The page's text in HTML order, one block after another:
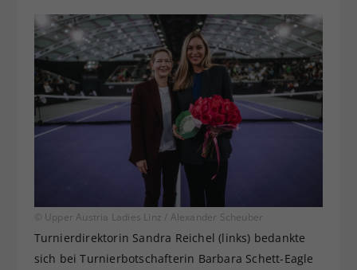
© Upper Austria Ladies Linz / Alexander Scheuber
Turnierdirektorin Sandra Reichel (links) bedankte
sich bei Turnierbotschafterin Barbara Schett-Eagle